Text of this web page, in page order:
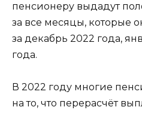
пенсионеру выдадут
за все месяцы, которые
за декабрь 2022 года,
года.
В 2022 году многие
на то, что перерасчёт